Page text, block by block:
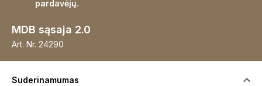
pardavėjų.
MDB sąsaja 2.0
Art. Nr. 24290
Suderinamumas